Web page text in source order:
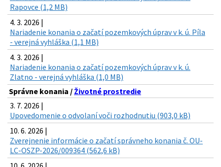
Rapovce (1,2 MB)
4. 3. 2026 |
Nariadenie konania o začatí pozemkových úprav v k. ú. Píla
- verejná vyhláška (1,1 MB)
4. 3. 2026 |
Nariadenie konania o začatí pozemkových úprav v k. ú.
Zlatno - verejná vyhláška (1,0 MB)
Správne konania / Životné prostredie
3. 7. 2026 |
Upovedomenie o odvolaní voči rozhodnutiu (903,0 kB)
10. 6. 2026 |
Zverejnenie informácie o začatí správneho konania č. OU-
LC-OSZP-2026/009364 (562,6 kB)